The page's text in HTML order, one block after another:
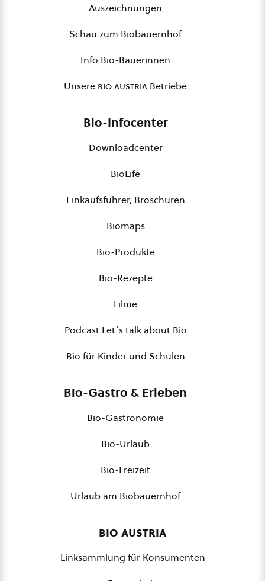
Auszeichnungen
Schau zum Biobauernhof
Info Bio-Bäuerinnen
Unsere bio austria Betriebe
Bio-Infocenter
Downloadcenter
BioLife
Einkaufsführer, Broschüren
Biomaps
Bio-Produkte
Bio-Rezepte
Filme
Podcast Let´s talk about Bio
Bio für Kinder und Schulen
Bio-Gastro & Erleben
Bio-Gastronomie
Bio-Urlaub
Bio-Freizeit
Urlaub am Biobauernhof
bio austria
Linksammlung für Konsumenten